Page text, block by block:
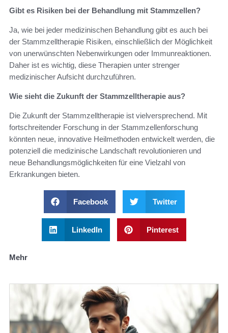
Gibt es Risiken bei der Behandlung mit Stammzellen?
Ja, wie bei jeder medizinischen Behandlung gibt es auch bei
der Stammzelltherapie Risiken, einschließlich der Möglichkeit
von unerwünschten Nebenwirkungen oder Immunreaktionen.
Daher ist es wichtig, diese Therapien unter strenger
medizinischer Aufsicht durchzuführen.
Wie sieht die Zukunft der Stammzelltherapie aus?
Die Zukunft der Stammzelltherapie ist vielversprechend. Mit
fortschreitender Forschung in der Stammzellenforschung
könnten neue, innovative Heilmethoden entwickelt werden, die
potenziell die medizinische Landschaft revolutionieren und
neue Behandlungsmöglichkeiten für eine Vielzahl von
Erkrankungen bieten.
Facebook Twitter
LinkedIn Pinterest
Mehr